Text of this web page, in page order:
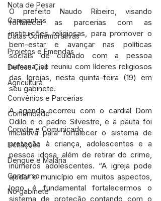
Nota de Pesar
Campanhas
Datas Comemorativas
Projetos e Emendas
Defesa Civil
Agricultura
Convênios e Parcerias
Comunidade
Convite e Comunicado
Licitações
Dengue e Malária
Concurso
No gabinete
O prefeito Naudo Ribeiro, visando
fortalecer as parcerias com as
instituições religiosas, para promover o
bem-estar e avançar nas políticas
sociais de cuidado com a pessoa
humana, se reuniu com líderes religiosos
das Igrejas, nesta quinta-feira (19) em
seu gabinete.
A agenda ocorreu com o cardial Dom
Odilo e o padre Silvestre, e a pauta foi
iniciativa para fortalecer o sistema de
proteção à criança, adolescentes e a
pessoa idosa, além de retirar do crime,
inúmeros adolescentes. “A igreja pode
ajudar o município em muitos aspectos,
logo, é fundamental fortalecermos o
sistema de proteção contando com o